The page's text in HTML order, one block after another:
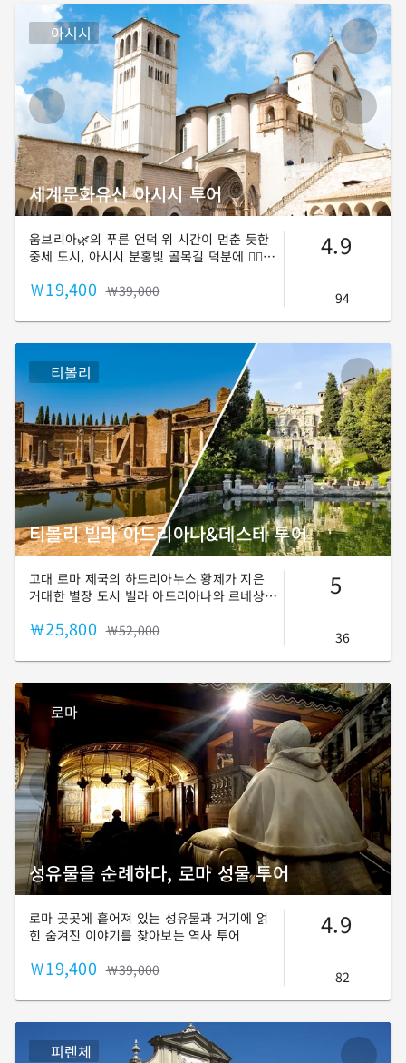
아시시
세계문화유산 아시시 투어
움브리아🌿의 푸른 언덕 위 시간이 멈춘 듯한
중세 도시, 아시시 분홍빛 골목길 덕분에 🚶‍♀️걷
받는 도시인데요.❤️ 거기다가 🌹프란체스코 성
은 곳입니다! 그럼, 화려하진 않지만 평화로운
이곳 아시시만의 특별한 감동으로 지금 바로
빠져보실까요?
￦19,400 ￦39,000
4.9
94
티볼리
티볼리 빌라 아드리아나&데스테 투어
고대 로마 제국의 하드리아누스 황제가 지은
거대한 별장 도시 빌라 아드리아나와 르네상스
정원으로 유명한 빌라 데스테! 로마 근교 도시
만나보세요.😎
￦25,800 ￦52,000
5
36
로마
성유물을 순례하다, 로마 성물 투어
로마 곳곳에 흩어져 있는 성유물과 거기에 얽
힌 숨겨진 이야기를 찾아보는 역사 투어
￦19,400 ￦39,000
4.9
82
피렌체